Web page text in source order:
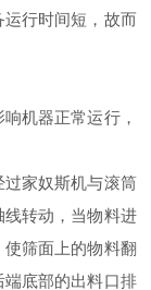
行时间短，故而
机器正常运行，
家奴斯机与滚筒
转动，当物料进
使筛面上的物料翻
底部的出料口排